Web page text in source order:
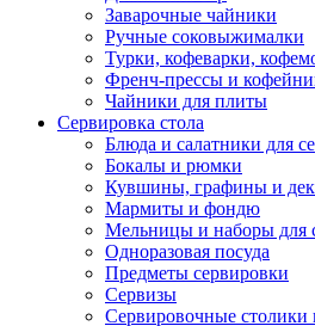
Заварочные чайники
Ручные соковыжималки
Турки, кофеварки,
Френч-прессы и
Чайники для плиты
Сервировка стола
Блюда и салатники для
Бокалы и рюмки
Кувшины, графины и
Мармиты и фондю
Мельницы и наборы для
Одноразовая посуда
Предметы сервировки
Сервизы
Сервировочные столики